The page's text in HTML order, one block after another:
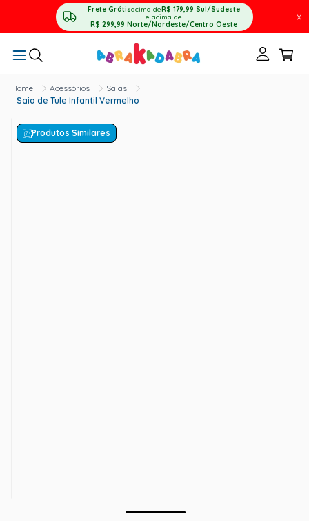
Frete Grátisacima deR$ 179,99 Sul/Sudeste
e acima de
R$ 299,99 Norte/Nordeste/Centro Oeste
X
Acessórios
Saias
Saia de Tule Infantil Vermelho
Produtos Similares